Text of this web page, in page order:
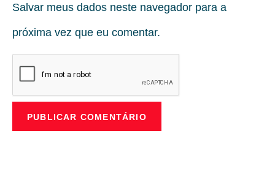
Salvar meus dados neste navegador para a
próxima vez que eu comentar.